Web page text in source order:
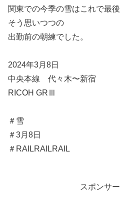
関東での今季の雪はこれで最後
そう思いつつの
出勤前の朝練でした。
2024年3月8日
中央本線 代々木〜新宿
RICOH GRⅢ
＃雪
＃3月8日
＃RAILRAILRAIL
スポンサ